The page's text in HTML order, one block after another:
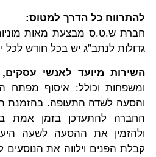
להתרווח כל הדרך למטוס:
חברת ש.ט.ס מבצעת מאות מוניות
גדולות לנתב”ג יש בכל חודש לכל
השירות מיועד לאנשי עסקים,
ומשפחות וכולל: איסוף מפתח
והסעה לשדה התעופה. בהזמנת
החברה להתעדכן בזמן אמת
ולהזמין את ההסעה לשעה
קבלת הפנים וילווה את הנוסעים